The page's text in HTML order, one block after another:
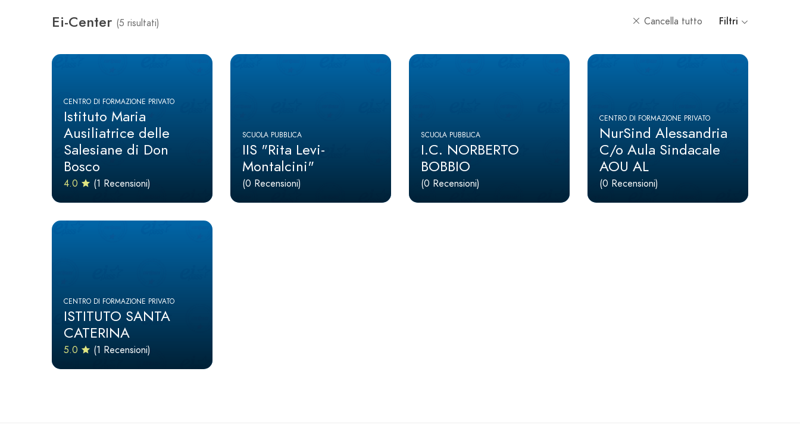
Ei-Center (5 risultati) Cancella tutto Filtri
CENTRO DI FORMAZIONE PRIVATO
Istituto Maria
Ausiliatrice delle
Salesiane di Don
Bosco
4.0 (1 Recensioni)
SCUOLA PUBBLICA
IIS "Rita Levi-
Montalcini"
(0 Recensioni)
SCUOLA PUBBLICA
I.C. NORBERTO
BOBBIO
(0 Recensioni)
CENTRO DI FORMAZIONE PRIVATO
NurSind Alessandria
C/o Aula Sindacale
AOU AL
(0 Recensioni)
CENTRO DI FORMAZIONE PRIVATO
ISTITUTO SANTA
CATERINA
5.0 (1 Recensioni)